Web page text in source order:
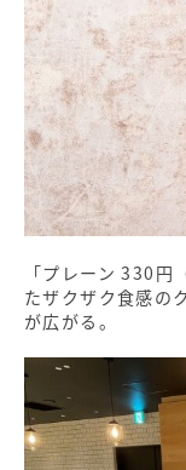
「プレーン 330
たザクザク食感の
が広がる。